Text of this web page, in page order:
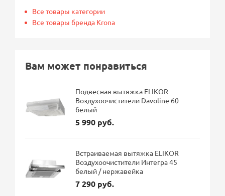
Все товары категории
Все товары бренда Krona
Вам может понравиться
Подвесная вытяжка ELIKOR
Воздухоочистители Davoline 60
белый
5 990 руб.
Встраиваемая вытяжка ELIKOR
Воздухоочистители Интегра 45
белый / нержавейка
7 290 руб.